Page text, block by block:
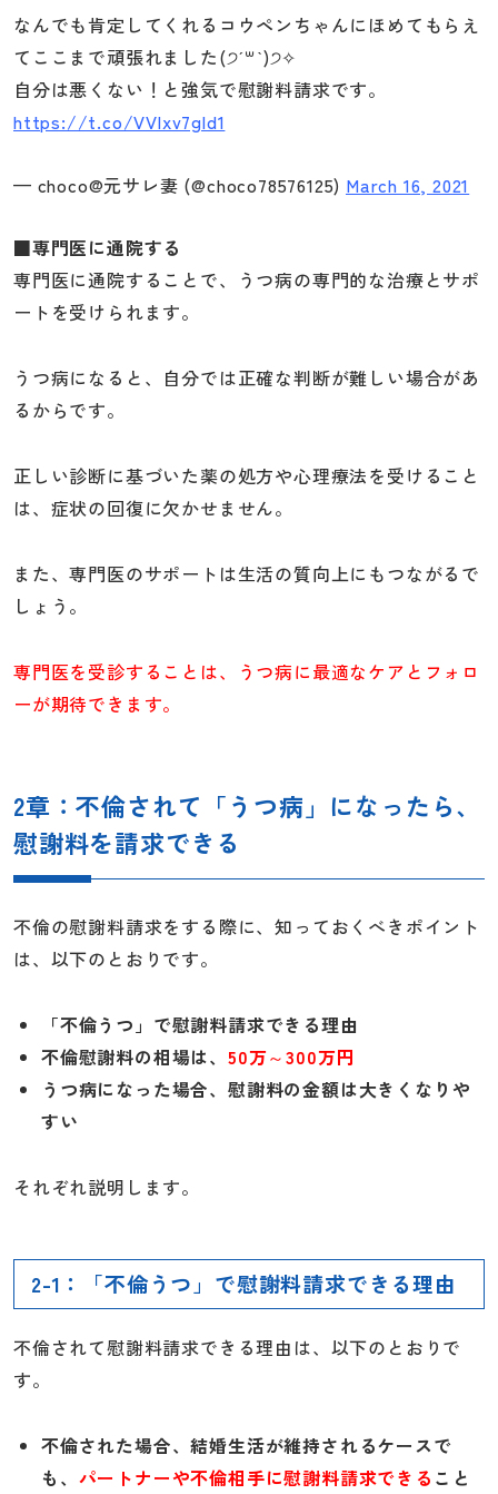
なんでも肯定してくれるコウペンちゃんにほめてもらえ
てここまで頑張れました(੭ˊ꒳​ˋ)੭✧
自分は悪くない！と強気で慰謝料請求です。
https://t.co/VVlxv7gld1
— choco@元サレ妻 (@choco78576125) March 16, 2021
■専門医に通院する
専門医に通院することで、うつ病の専門的な治療とサポ
ートを受けられます。
うつ病になると、自分では正確な判断が難しい場合があ
るからです。
正しい診断に基づいた薬の処方や心理療法を受けること
は、症状の回復に欠かせません。
また、専門医のサポートは生活の質向上にもつながるで
しょう。
専門医を受診することは、うつ病に最適なケアとフォロ
ーが期待できます。
2章：不倫されて「うつ病」になったら、
慰謝料を請求できる
不倫の慰謝料請求をする際に、知っておくべきポイント
は、以下のとおりです。
「不倫うつ」で慰謝料請求できる理由
不倫慰謝料の相場は、 50万～300万円
うつ病になった場合、慰謝料の金額は大きくなりや
すい
それぞれ説明します。
2-1：「不倫うつ」で慰謝料請求できる理由
不倫されて慰謝料請求できる理由は、以下のとおりで
す。
不倫された場合、結婚生活が維持されるケースで
も、 パートナーや不倫相手に慰謝料請求できる こと